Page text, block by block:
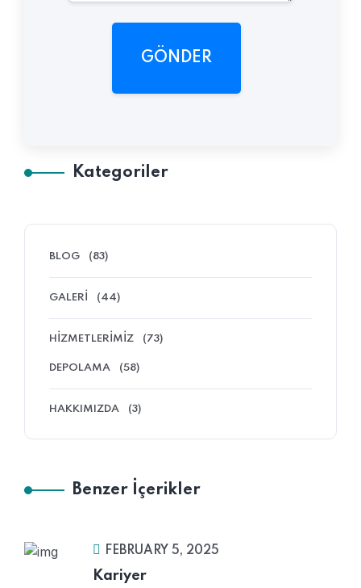
GÖNDER
Kategoriler
BLOG (83)
GALERI (44)
HIZMETLERIMIZ (73)
DEPOLAMA (58)
HAKKIMIZDA (3)
Benzer İçerikler
FEBRUARY 5, 2025
Kariyer